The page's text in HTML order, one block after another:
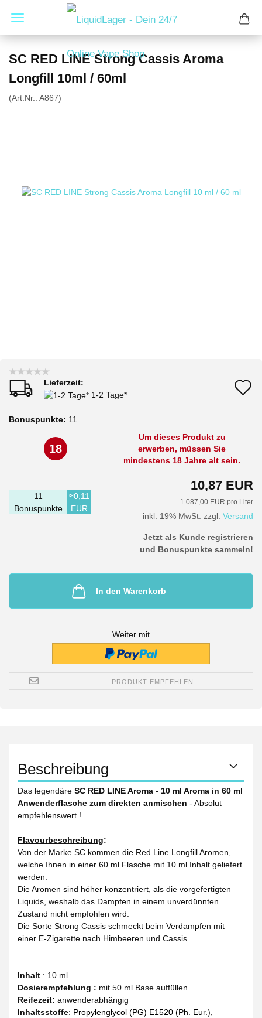
SC RED LINE Strong Cassis Aroma
Longfill 10ml / 60ml
(Art.Nr.: A867)
Lieferzeit:
1-2 Tage*
Bonuspunkte: 11
18
Um dieses Produkt zu
erwerben, müssen Sie
mindestens 18 Jahre alt sein.
10,87 EUR
1.087,00 EUR pro Liter
inkl. 19% MwSt. zzgl. Versand
11
Bonuspunkte
≈0,11
EUR
Jetzt als Kunde registrieren
und Bonuspunkte sammeln!
In den Warenkorb
Weiter mit
PRODUKT EMPFEHLEN
Beschreibung
Das legendäre SC RED LINE Aroma - 10 ml Aroma in 60 ml
Anwenderflasche zum direkten anmischen - Absolut
empfehlenswert !
Flavourbeschreibung:
Von der Marke SC kommen die Red Line Longfill Aromen,
welche Ihnen in einer 60 ml Flasche mit 10 ml Inhalt geliefert
werden.
Die Aromen sind höher konzentriert, als die vorgefertigten
Liquids, weshalb das Dampfen in einem unverdünnten
Zustand nicht empfohlen wird.
Die Sorte Strong Cassis schmeckt beim Verdampfen mit
einer E-Zigarette nach Himbeeren und Cassis.
Inhalt : 10 ml
Dosierempfehlung : mit 50 ml Base auffüllen
Reifezeit: anwenderabhängig
Inhaltsstoffe: Propylenglycol (PG) E1520 (Ph. Eur.),